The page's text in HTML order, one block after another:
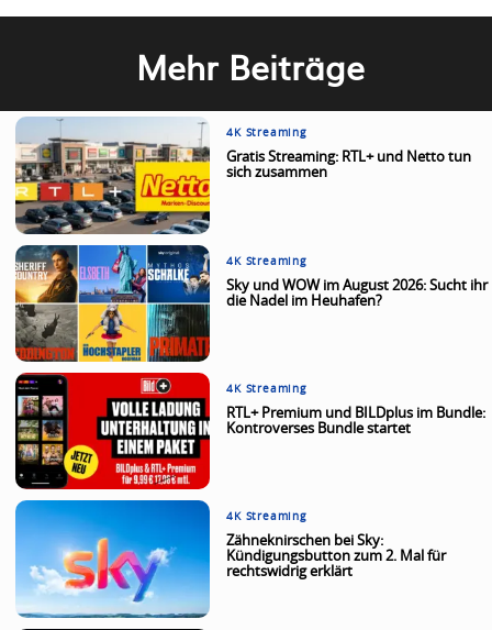
Mehr Beiträge
4K Streaming
Gratis Streaming: RTL+ und Netto tun
sich zusammen
4K Streaming
Sky und WOW im August 2026: Sucht ihr
die Nadel im Heuhafen?
4K Streaming
RTL+ Premium und BILDplus im Bundle:
Kontroverses Bundle startet
4K Streaming
Zähneknirschen bei Sky:
Kündigungsbutton zum 2. Mal für
rechtswidrig erklärt